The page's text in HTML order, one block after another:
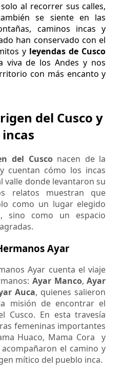
al recorrer sus calles,
se siente en las
caminos incas y
han conservado con el
y leyendas de Cusco
viva de los Andes y nos
con más encanto y
del Cusco y
del Cusconacen de la
cuentan cómo los incas
valle donde levantaron su
relatos muestran que
como un lugar elegido
sino como un espacio
Ayar
Ayar cuenta el viaje
Ayar Manco,Ayar
Auca, quienes salieron
misión de encontrar el
Cusco. En esta travesía
femeninas importantes
Huaco, Mama Cora y
el camino y
mítico del pueblo inca.